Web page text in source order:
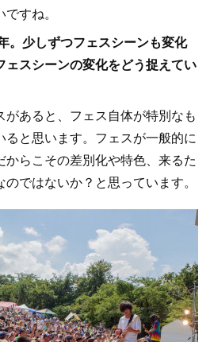
すね。
少しずつフェスシーンも変化
ェスシーンの変化をどう捉えてい
あると、フェス自体が特別なも
と思います。フェスが一般的に
らこその差別化や特色、来るた
ではないか？と思っています。